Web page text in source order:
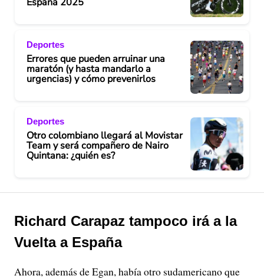
o
Deportes
Errores que pueden arruinar una
maratón (y hasta mandarlo a
urgencias) y cómo prevenirlos
Deportes
Otro colombiano llegará al Movistar
Team y será compañero de Nairo
Quintana: ¿quién es?
Richard Carapaz tampoco irá a la
Vuelta a España
Ahora, además de Egan, había otro sudamericano que